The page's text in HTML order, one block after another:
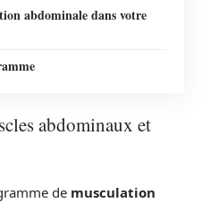
abdominale dans votre
abdominaux et
de musculation